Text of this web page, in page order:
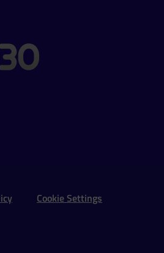
Networks
Cookie Settings